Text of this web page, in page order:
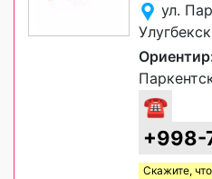
ул.
☎
+998-
Скажите,